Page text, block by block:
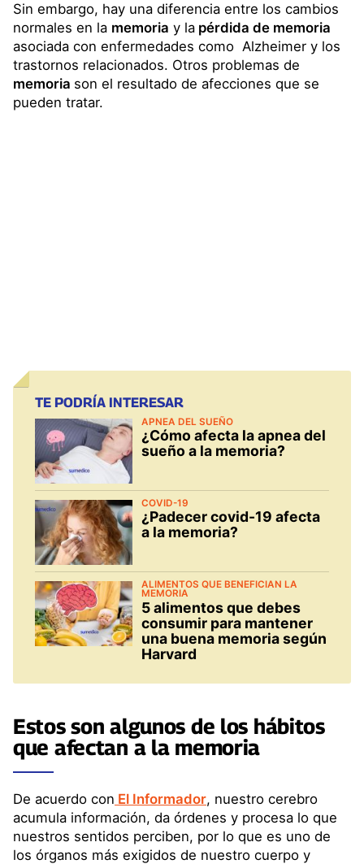
Sin embargo, hay una diferencia entre los cambios
normales en la memoria y la pérdida de memoria
asociada con enfermedades como Alzheimer y los
trastornos relacionados. Otros problemas de
memoria son el resultado de afecciones que se
pueden tratar.
TE PODRÍA INTERESAR
APNEA DEL SUEÑO
¿Cómo afecta la apnea del
sueño a la memoria?
COVID-19
¿Padecer covid-19 afecta
a la memoria?
ALIMENTOS QUE BENEFICIAN LA
MEMORIA
5 alimentos que debes
consumir para mantener
una buena memoria según
Harvard
Estos son algunos de los hábitos
que afectan a la memoria
De acuerdo con El Informador, nuestro cerebro
acumula información, da órdenes y procesa lo que
nuestros sentidos perciben, por lo que es uno de
los órganos más exigidos de nuestro cuerpo y